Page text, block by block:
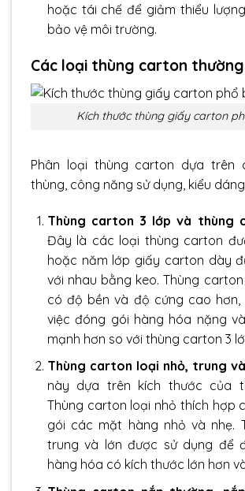
hoặc tái chế để giảm thiểu
bảo vệ môi trường.
Các loại thùng carton
Kích thước thùng giấy carton
Phân loại thùng carton dựa trên
thùng, công năng sử dụng, kiểu
Thùng carton 3 lớp và thùng
Đây là các loại thùng carton
hoặc năm lớp giấy carton dày
với nhau bằng keo.Thùng
có độ bền và độ cứng cao hơn,
việc đóng gói hàng hóa nặng
mạnh hơn so với thùng carton 3
Thùng carton loại nhỏ, trung
này dựa trên kích thước của
Thùng carton loại nhỏ thích hợp
gói các mặt hàng nhỏ và nhẹ.
trung và lớn được sử dụng để
hàng hóa có kích thước lớn hơn